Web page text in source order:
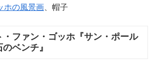
ホの風景画 、帽子
・ファン・ゴッホ『サン・ポール
ベンチ』